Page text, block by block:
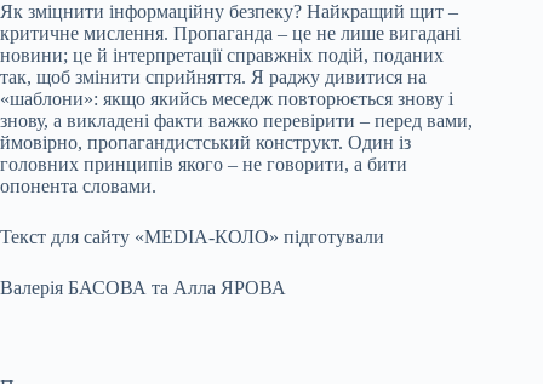
Як зміцнити інформаційну безпеку? Найкращий щит –
критичне мислення. Пропаганда – це не лише вигадані
новини; це й інтерпретації справжніх подій, поданих
так, щоб змінити сприйняття. Я раджу дивитися на
«шаблони»: якщо якийсь меседж повторюється знову і
знову, а викладені факти важко перевірити – перед вами,
ймовірно, пропагандистський конструкт. Один із
головних принципів якого – не говорити, а бити
опонента словами.
Текст для сайту «MEDIA-КОЛО» підготували
Валерія БАСОВА та Алла ЯРОВА